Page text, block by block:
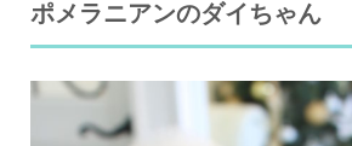
ポメラニアンのダイちゃん